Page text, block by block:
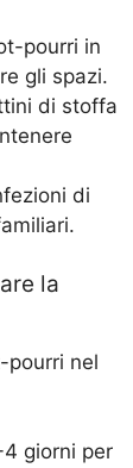
pourri in
gli spazi.
di stoffa
di
la
pourri nel
giorni per